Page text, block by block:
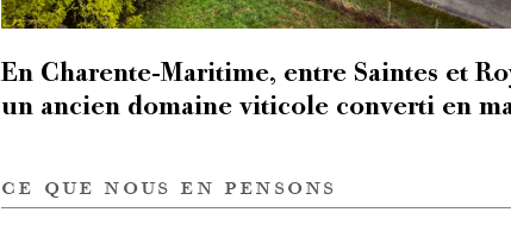
En Charente-Maritime, entre Saintes et
un ancien domaine viticole converti en
ce que nous en pensons